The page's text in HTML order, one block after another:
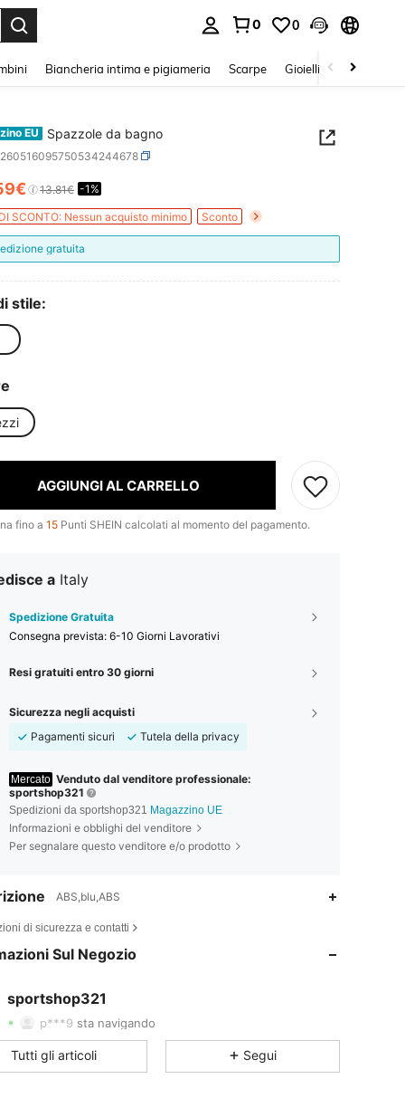
0 0
Biancheria intima e pigiameria Scarpe Gioielli E Accessori
EU Spazzole da bagno
AND AVAILABILITY
13.81€ -1%
SCONTO: Nessun acquisto minimo Sconto
gratuita
stile:
AGGIUNGI AL CARRELLO
fino a 15 Punti SHEIN calcolati al momento del pagamento.
a Italy
Spedizione Gratuita
Consegna prevista: 6-10 Giorni Lavorativi
Resi gratuiti entro 30 giorni
Sicurezza negli acquisti
Pagamenti sicuri
Tutela della privacy
Mercato Venduto dal venditore professionale:
sportshop321
Spedizioni da sportshop321 Magazzino UE
Informazioni e obblighi del venditore
Per segnalare questo venditore e/o prodotto
ABS,blu,ABS
di sicurezza e contatti
Sul Negozio
sportshop321
3.40 1.7K
3.40
p***9 sta navigando
3.40 1.7K 25
Tutti gli articoli Segui